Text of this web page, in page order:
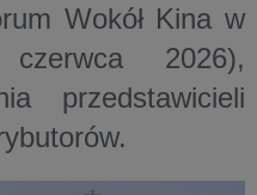
Wokół Kina w
2026),
przedstawicieli